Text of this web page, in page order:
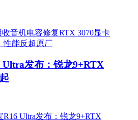
Ultra发布：锐龙9+RTX